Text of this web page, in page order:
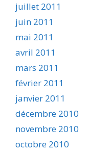
juillet 2011
juin 2011
mai 2011
avril 2011
mars 2011
février 2011
janvier 2011
décembre 2010
novembre 2010
octobre 2010